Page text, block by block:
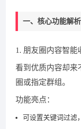
一、核心功能解
1. 朋友圈内容智能
看到优质内容却来
圈或指定群组。
功能亮点：
可设置关键词过滤